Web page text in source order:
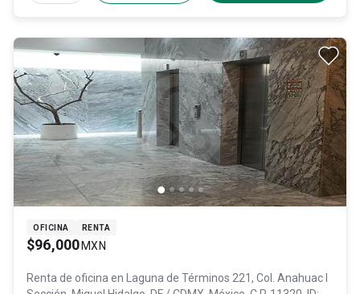
OFICINA RENTA
$96,000 MXN
Renta de oficina en
Laguna de Términos 221, Col. Anahuac I